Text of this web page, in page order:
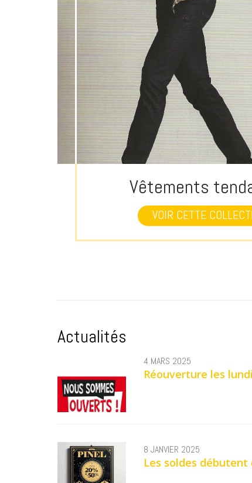
Vêtements
VOIR CETTE
Actualités
4 MARS 2025
Réouverture les
8 JANVIER 2025
Les soldes débutent